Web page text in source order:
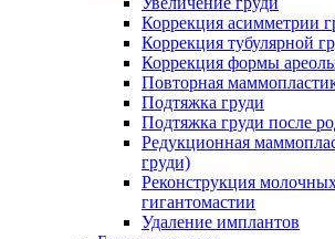
Коррекция асимметрии
Коррекция тубулярной
Коррекция формы
Повторная
Подтяжка груди
Подтяжка груди после
Редукционная
груди)
Реконструкция
гигантомастии
Удаление имплантов